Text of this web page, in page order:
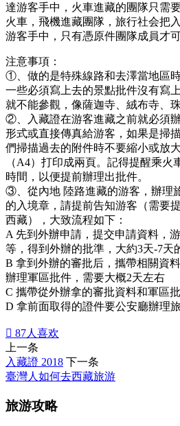
達游客手中，火車進藏的團隊只需
火車，飛機進藏團隊，旅行社会把
游客手中，只有憑原件團隊成員才可
注意事項：
①、做的是特殊線路和去澤當地區
一些必須寫上去的景點批件沒有寫
就不能參觀，像薩迦寺、絨布寺、
②、入藏證在游客進藏之前就必須
形式或直接傳真給游客，如果是掃
們掃描過去的附件時不要縮小或放
（A4）打印成兩頁。記得提醒乘火
時間，以便提前辦理出批件。
③、從內地 陸路進藏的游客，辦理
的入境章，請提前告知游客（需要
西藏），大致流程如下：
A 先到外辦申請，提交申請資料，
等，得到外辦的批準，大約3天-7天
B 拿到外辦的審批后，攜帶相關資
辦理軍區批件，需要大概2天左右
C 攜帶從外辦拿的審批資料和軍區
D 拿前面取得的證件要公安廳辦理
 87人喜欢
上一条
入藏證 2018 下一条
臺灣人如何去西藏旅游
旅游攻略